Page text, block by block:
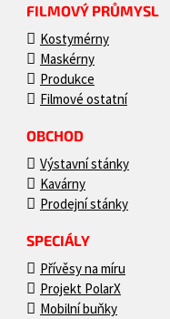
FILMOVÝ PRŮMYSL
Kostymérny
Maskérny
Produkce
Filmové ostatní
OBCHOD
Výstavní stánky
Kavárny
Prodejní stánky
SPECIÁLY
Přívěsy na míru
Projekt PolarX
Mobilní buňky